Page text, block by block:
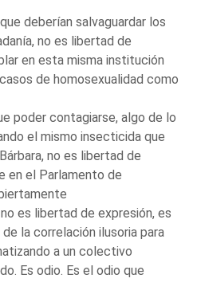
deberían salvaguardar los
no es libertad de
en esta misma institución
de homosexualidad como
poder contagiarse, algo de lo
el mismo insecticida que
no es libertad de
en el Parlamento de
es libertad de expresión, es
la correlación ilusoria para
a un colectivo
Es odio. Es el odio que